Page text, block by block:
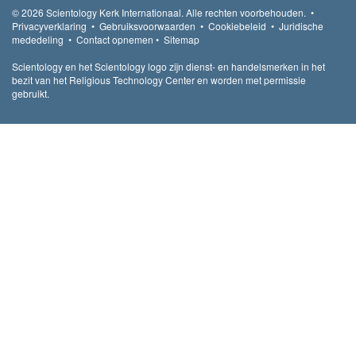
© 2026 Scientology Kerk Internationaal. Alle rechten voorbehouden. •
Privacyverklaring • Gebruiksvoorwaarden • Cookiebeleid • Juridische
mededeling • Contact opnemen • Sitemap
Scientology en het Scientology logo zijn dienst- en handelsmerken in het
bezit van het Religious Technology Center en worden met permissie
gebruikt.